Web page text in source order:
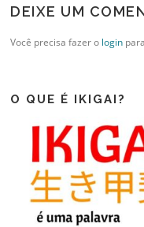
DEIXE UM
Você precisa fazer o login
O QUE É IKIGAI?